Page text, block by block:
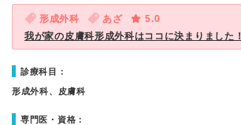
形成外科 あざ
5.0
我が家の皮膚科形成外科はココに決まりました！
診療科目：
形成外科、皮膚科
専門医・資格：